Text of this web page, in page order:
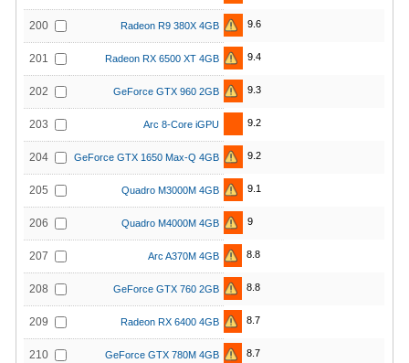
200 Radeon R9 380X 4GB 9.6
201 Radeon RX 6500 XT 4GB 9.4
202 GeForce GTX 960 2GB 9.3
203 Arc 8-Core iGPU 9.2
204 GeForce GTX 1650 Max-Q 4GB 9.2
205 Quadro M3000M 4GB 9.1
206 Quadro M4000M 4GB 9
207 Arc A370M 4GB 8.8
208 GeForce GTX 760 2GB 8.8
209 Radeon RX 6400 4GB 8.7
210 GeForce GTX 780M 4GB 8.7